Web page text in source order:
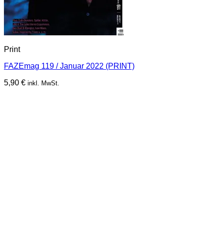
Print
FAZEmag 119 / Januar 2022 (PRINT)
5,90 € inkl. MwSt.